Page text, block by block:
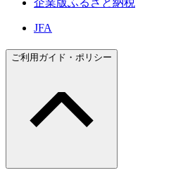
JFA
ご利用ガイド・ポリシー